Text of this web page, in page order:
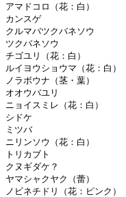
アマドコロ（花：白）
カンスゲ
クルマバツクバネソウ
ツクバネソウ
チゴユリ（花：白）
ルイヨウショウマ（花：白）
ノラボウナ（茎・葉）
オオウバユリ
ニョイスミレ（花：白）
シドケ
ミツバ
ニリンソウ（花：白）
トリカブト
クヌギダケ？
ヤマシャクヤク（蕾）
ノビネチドリ（花：ピンク）